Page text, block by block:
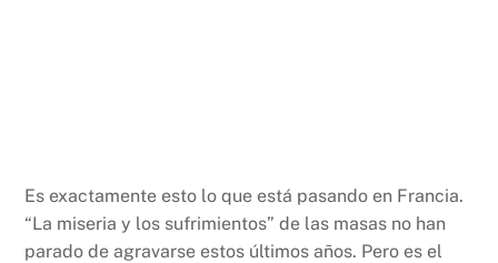
Es exactamente esto lo que está pasando en Francia.
“La miseria y los sufrimientos” de las masas no han
parado de agravarse estos últimos años. Pero es el